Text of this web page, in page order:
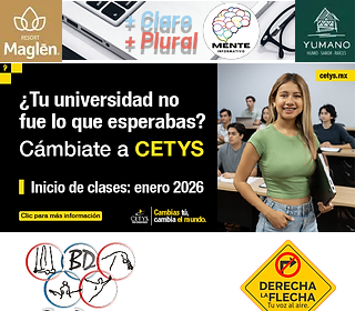
+ Claro
+ Plural